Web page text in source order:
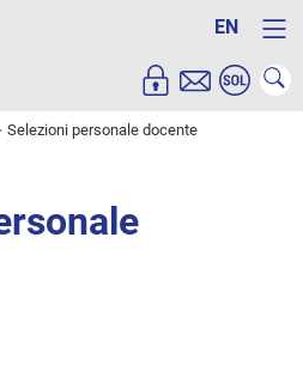
EN
Selezioni personale docente